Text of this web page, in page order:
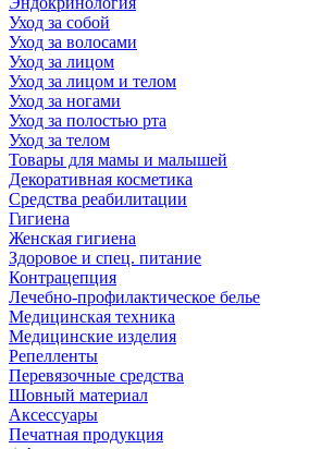
Уход за собой
Уход за волосами
Уход за лицом
Уход за лицом и телом
Уход за ногами
Уход за полостью рта
Уход за телом
Товары для мамы и малышей
Декоративная косметика
Средства реабилитации
Гигиена
Женская гигиена
Здоровое и спец. питание
Контрацепция
Лечебно-профилактическое белье
Медицинская техника
Медицинские изделия
Репелленты
Перевязочные средства
Шовный материал
Аксессуары
Печатная продукция